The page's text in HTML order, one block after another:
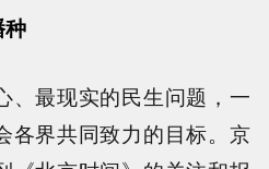
种
最现实的民生问题，一
各界共同致力的目标。京